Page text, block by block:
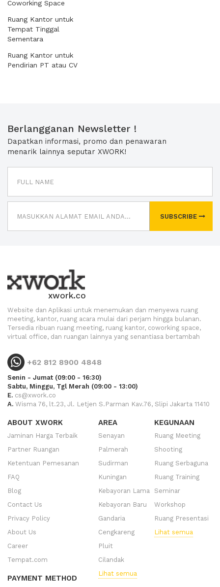
Coworking Space
Ruang Kantor untuk
Tempat Tinggal
Sementara
Ruang Kantor untuk
Pendirian PT atau CV
Berlangganan Newsletter !
Dapatkan informasi, promo dan penawaran
menarik lainnya seputar XWORK!
SUBSCRIBE
xwork.co
Website dan Aplikasi untuk menemukan dan menyewa ruang
meeting, kantor, ruang acara mulai dari perjam hingga bulanan.
Tersedia ribuan ruang meeting, ruang kantor, coworking space,
virtual office, dan ruangan lainnya yang senantiasa bertambah
+62 812 8900 4848
Senin - Jumat (09:00 - 16:30)
Sabtu, Minggu, Tgl Merah (09:00 - 13:00)
E. cs@xwork.co
A. Wisma 76, lt.23, Jl. Letjen S.Parman Kav.76, Slipi Jakarta 11410
ABOUT XWORK
Jaminan Harga Terbaik
Partner Ruangan
Ketentuan Pemesanan
FAQ
Blog
Contact Us
Privacy Policy
About Us
Career
Tempat.com
PAYMENT METHOD
AREA
Senayan
Palmerah
Sudirman
Kuningan
Kebayoran Lama
Kebayoran Baru
Gandaria
Cengkareng
Pluit
Cilandak
Lihat semua
KEGUNAAN
Ruang Meeting
Shooting
Ruang Serbaguna
Ruang Training
Seminar
Workshop
Ruang Presentasi
Lihat semua